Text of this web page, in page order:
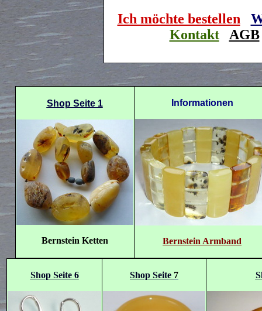
Ich möchte bestellen
Kontakt
AGB
Shop Seite 1
Bernstein Ketten
Informationen
Bernstein Armband
Shop Seite 6 Shop Seite 7